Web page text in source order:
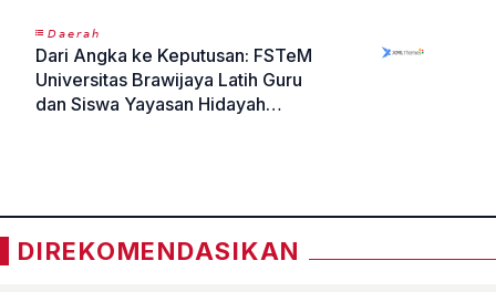
𝘋𝘢𝘦𝘳𝘢𝘩
Dari Angka ke Keputusan: FSTeM
Universitas Brawijaya Latih Guru
dan Siswa Yayasan Hidayah
DIREKOMENDASIKAN